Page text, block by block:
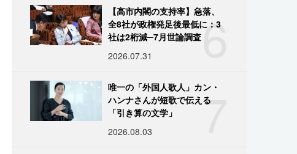
6
【高市内閣の支持率】急落、
全8社が政権発足後最低に：3
社は2桁減─7月世論調査
2026.07.31
7
唯一の「外国人歌人」カン・
ハンナさんが短歌で伝える
「引き算の文学」
2026.08.03